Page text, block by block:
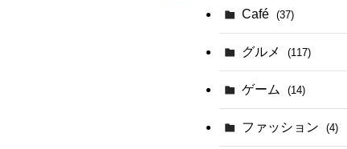
Café (37)
グルメ (117)
(41)
(17)
ゲーム (14)
ファッション (4)